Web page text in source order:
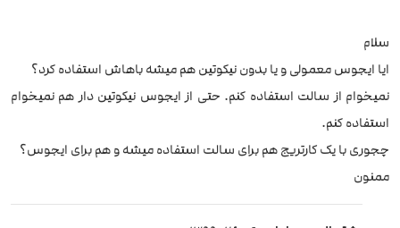
سلام
ایا ایجوس معمولی و یا بدون نیکوتین هم میشه باهاش استفاده کرد؟
نمیخوام از سالت استفاده کنم. حتی از ایجوس نیکوتین دار هم نمیخوام
استفاده کنم.
چجوری با یک کارتریج هم برای سالت استفاده میشه و هم برای ایجوس؟
ممنون